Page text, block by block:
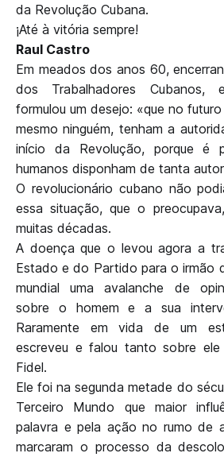
da Revolução Cubana.
¡Até à vitória sempre!
Raul Castro
Em meados dos anos 60,
dos Trabalhadores Cubanos,
formulou um desejo: «que no
mesmo ninguém, tenham a
início da Revolução, porque é
humanos disponham de tanta
O revolucionário cubano não
essa situação, que o
muitas décadas.
A doença que o levou agora a
Estado e do Partido para o irmão
mundial uma avalanche de
sobre o homem e a sua
Raramente em vida de um
escreveu e falou tanto sobre
Fidel.
Ele foi na segunda metade do
Terceiro Mundo que maior
palavra e pela ação no rumo de
marcaram o processo da